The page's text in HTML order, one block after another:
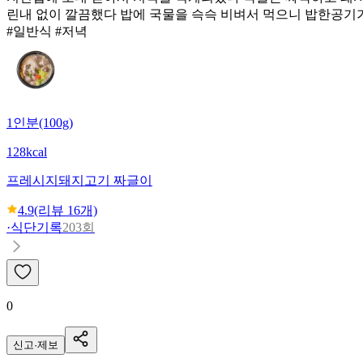
린내 없이 깔끔했다 밥에 국물을 슥슥 비벼서 먹으니 밥한공기
#일반식 #저녁
1인분(100g)
128kcal
프레시지 돼지고기 짜글이
4.9(리뷰 16개)
·식단기록203회
0
신고·제보